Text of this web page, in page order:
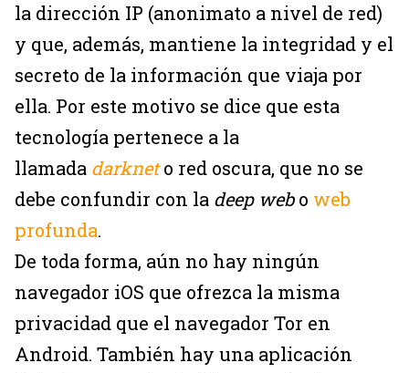
la dirección IP (anonimato a nivel de red)
y que, además, mantiene la integridad y el
secreto de la información que viaja por
ella. Por este motivo se dice que esta
tecnología pertenece a la
llamada darkneto red oscura, que no se
debe confundir con la deep webo web
profunda.
De toda forma, aún no hay ningún
navegador iOS que ofrezca la misma
privacidad que el navegador Tor en
Android. También hay una aplicación